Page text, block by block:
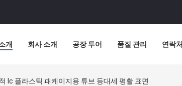
개 회사 소개 공장 투어 품질 관리 연락처
Ic 플라스틱 패케이지용 튜브 등대세 평활 표면